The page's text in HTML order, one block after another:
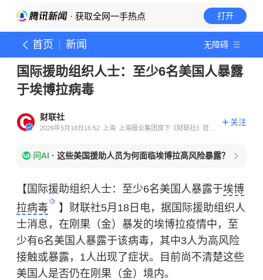
· 获取全网一手热点 打开
首页 新闻 无障碍
国际援助组织人士：至少6名美国人暴露
于埃博拉病毒
财联社
2026年5月18日16:52 上海
上海报业集团旗下《财联社》官方
关注
问AI · 这些美国援助人员为何面临埃博拉高风险暴露？
【国际援助组织人士：至少6名美国人暴露于埃博
拉病毒
】财联社5月18日电，据国际援助组织人
士消息，在刚果（金）暴发的埃博拉疫情中，至
少有6名美国人暴露于该病毒，其中3人为高风险
接触或暴露，1人出现了症状。目前尚不清楚这些
美国人是否仍在刚果（金）境内。